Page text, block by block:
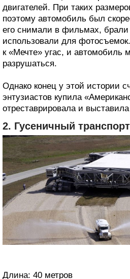
двигателей. При таких
поэтому автомобиль был
его снимали в фильмах, брали
использовали для
к «Мечте» угас, и автомобиль
разрушаться.
Однако конец у этой истории
энтузиастов купила
отреставрировала и
2. Гусеничный
Длина: 40 метров